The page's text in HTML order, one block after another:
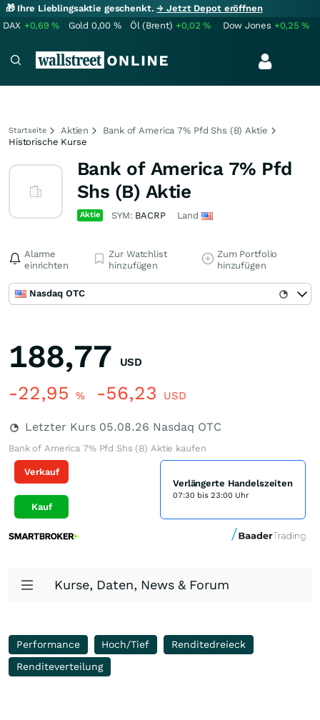
🎁 Ihre Lieblingsaktie geschenkt.→ Jetzt Depot eröffnen
DAX +0,69% Gold 0,00 % Öl (Brent) +0,02% Dow Jones +0,25%
Startseite Aktien
Bank of America 7% Pfd Shs (B) Aktie
Historische Kurse
Bank of America 7% Pfd
Shs (B) Aktie
Aktie SYM: BACRP Land
Alarme
einrichten
Zur Watchlist
hinzufügen
Zum Portfolio
hinzufügen
Nasdaq OTC
188,77 USD
-22,95 % -56,23 USD
Letzter Kurs 05.08.26 Nasdaq OTC
Bank of America 7% Pfd Shs (B) Aktie kaufen
Verkauf
Kauf
Verlängerte Handelszeiten
07:30 bis 23:00 Uhr
Kurse, Daten, News & Forum
Performance Hoch/Tief
Renditedreieck
Renditeverteilung